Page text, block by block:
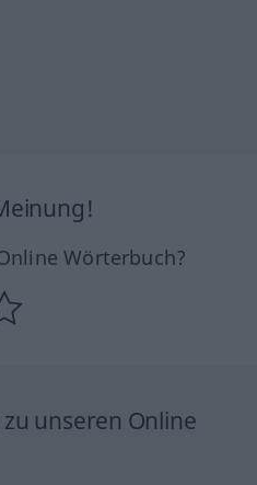
Wörterbuch?
unseren Online